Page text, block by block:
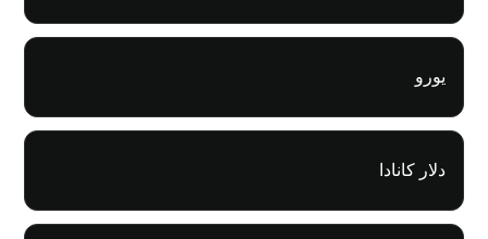
یورو
دلار کانادا